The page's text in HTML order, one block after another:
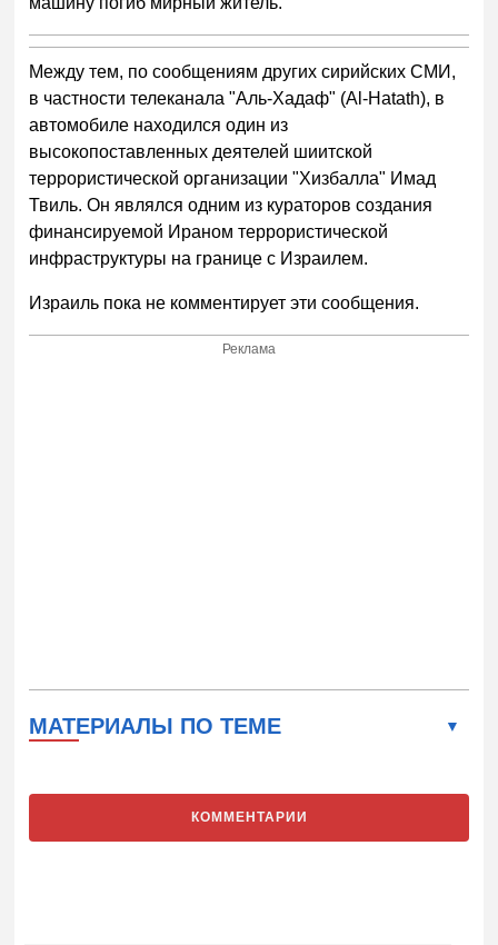
Между тем, по сообщениям других сирийских СМИ,
в частности телеканала "Аль-Хадаф" (Al-Hatath), в
автомобиле находился один из
высокопоставленных деятелей шиитской
террористической организации "Хизбалла" Имад
Твиль. Он являлся одним из кураторов создания
финансируемой Ираном террористической
инфраструктуры на границе с Израилем.
Израиль пока не комментирует эти сообщения.
Реклама
МАТЕРИАЛЫ ПО ТЕМЕ
КОММЕНТАРИИ